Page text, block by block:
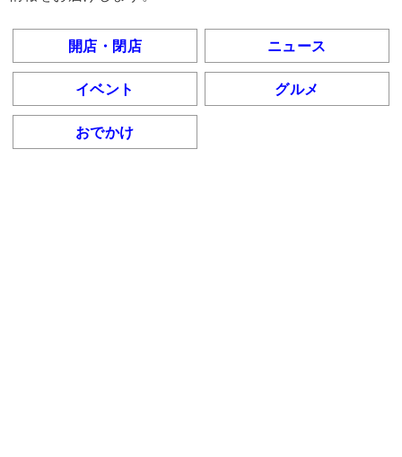
開店・閉店 ニュース
イベント グルメ
おでかけ